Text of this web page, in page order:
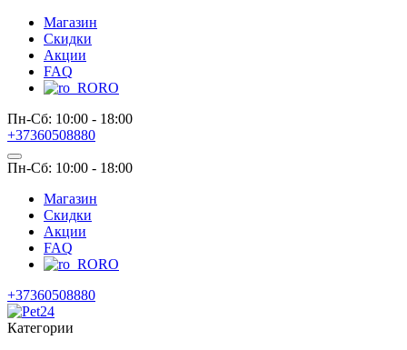
Магазин
Скидки
Акции
FAQ
RO
Пн-Сб: 10:00 - 18:00
+37360508880
Пн-Сб: 10:00 - 18:00
Магазин
Скидки
Акции
FAQ
RO
+37360508880
Категории